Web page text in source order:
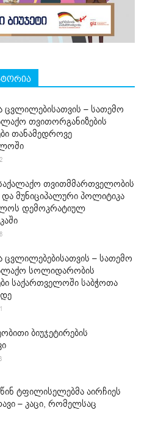
ცვლილებისათვის – სათემო
თვითორგანიზების
თანამედროვე
თვითმმართველობის
მუნიციპალური პოლიტიკა
დემოკრატიულ
ცვლილებებისათვის – სათემო
სოლიდარობის
საქართველოში საბჭოთა
ბიუჯეტირების
ტფილისელებმა აირჩიეს
– კაცი, რომელსაც